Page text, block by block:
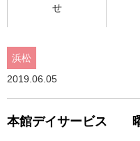
せ
浜松
2019.06.05
本館デイサービス